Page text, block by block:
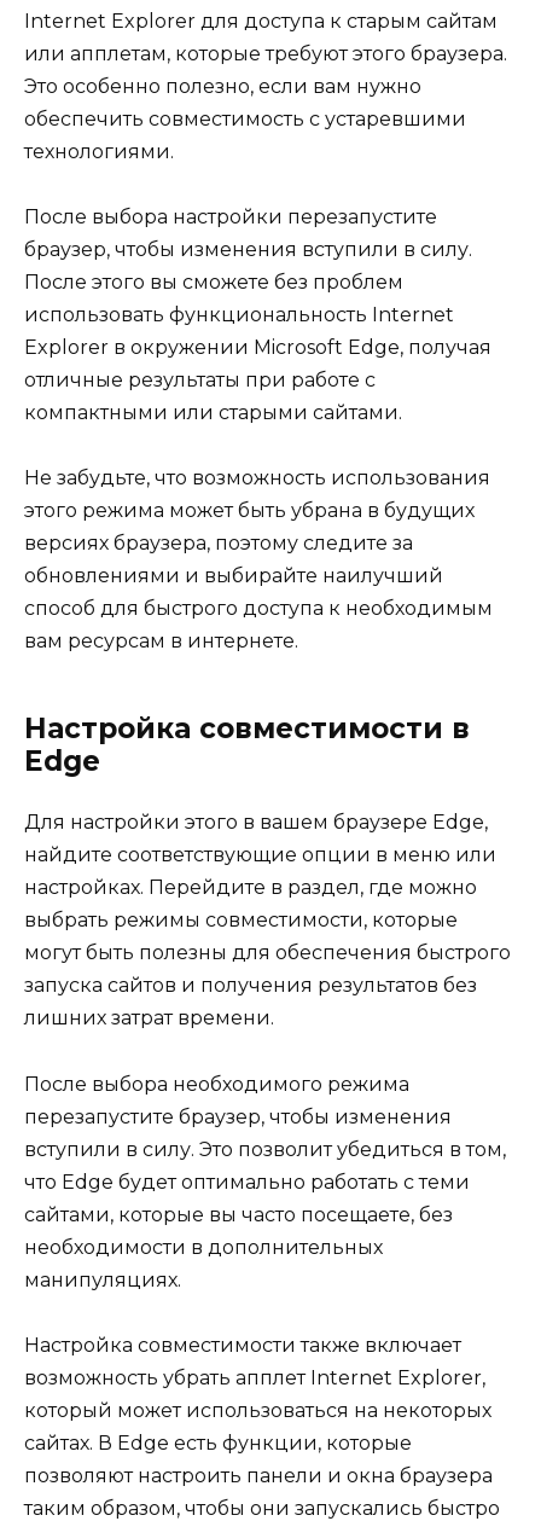
Internet Explorer для доступа к старым сайтам
или апплетам, которые требуют этого браузера.
Это особенно полезно, если вам нужно
обеспечить совместимость с устаревшими
технологиями.
После выбора настройки перезапустите
браузер, чтобы изменения вступили в силу.
После этого вы сможете без проблем
использовать функциональность Internet
Explorer в окружении Microsoft Edge, получая
отличные результаты при работе с
компактными или старыми сайтами.
Не забудьте, что возможность использования
этого режима может быть убрана в будущих
версиях браузера, поэтому следите за
обновлениями и выбирайте наилучший
способ для быстрого доступа к необходимым
вам ресурсам в интернете.
Настройка совместимости в
Edge
Для настройки этого в вашем браузере Edge,
найдите соответствующие опции в меню или
настройках. Перейдите в раздел, где можно
выбрать режимы совместимости, которые
могут быть полезны для обеспечения быстрого
запуска сайтов и получения результатов без
лишних затрат времени.
После выбора необходимого режима
перезапустите браузер, чтобы изменения
вступили в силу. Это позволит убедиться в том,
что Edge будет оптимально работать с теми
сайтами, которые вы часто посещаете, без
необходимости в дополнительных
манипуляциях.
Настройка совместимости также включает
возможность убрать апплет Internet Explorer,
который может использоваться на некоторых
сайтах. В Edge есть функции, которые
позволяют настроить панели и окна браузера
таким образом, чтобы они запускались быстро